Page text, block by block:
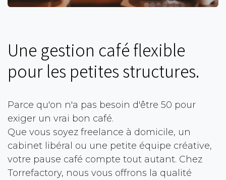
Une gestion café flexible
pour les petites structures.
Parce qu'on n'a pas besoin d'être 50 pour
exiger un vrai bon café.
Que vous soyez freelance à domicile, un
cabinet libéral ou une petite équipe créative,
votre pause café compte tout autant. Chez
Torrefactory, nous vous offrons la qualité